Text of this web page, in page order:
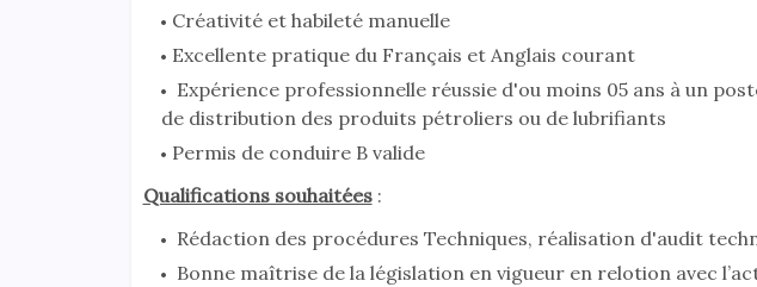
Créativité et habileté manuelle
Excellente pratique du Français et Anglais courant
Expérience professionnelle réussie d'ou moins 05 ans à un
de distribution des produits pétroliers ou de lubrifiants
Permis de conduire B valide
Qualifications souhaitées:
Rédaction des procédures Techniques, réalisation d'audit
Bonne maîtrise de la législation en vigueur en relotion avec